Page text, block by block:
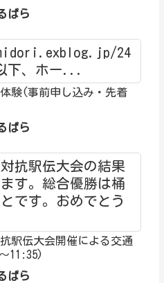
ぱら
24
下、ホー...
験(事前申し込み・先着
ぱら
抗駅伝大会の結果
す。総合優勝は桶
です。おめでとう
駅伝大会開催による交通
11:35)
ぱら